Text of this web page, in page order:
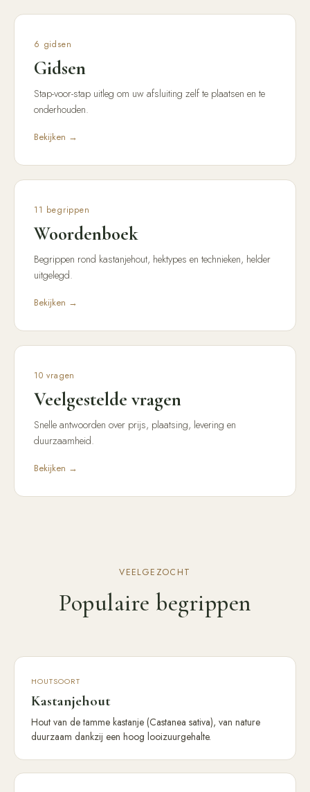
6 gidsen
Gidsen
Stap-voor-stap uitleg om uw afsluiting zelf te plaatsen en te
onderhouden.
Bekijken →
11 begrippen
Woordenboek
Begrippen rond kastanjehout, hektypes en technieken, helder
uitgelegd.
Bekijken →
10 vragen
Veelgestelde vragen
Snelle antwoorden over prijs, plaatsing, levering en
duurzaamheid.
Bekijken →
VEELGEZOCHT
Populaire begrippen
HOUTSOORT
Kastanjehout
Hout van de tamme kastanje (Castanea sativa), van nature
duurzaam dankzij een hoog looizuurgehalte.